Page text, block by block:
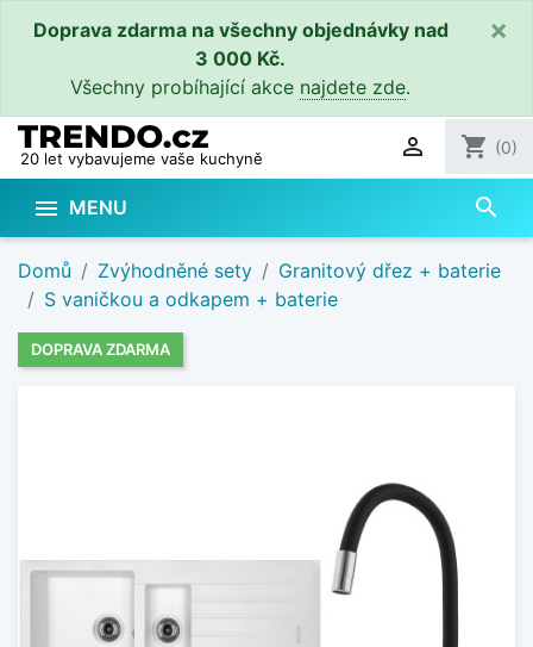
Doprava zdarma na všechny objednávky nad
3 000 Kč.
Všechny probíhající akce najdete zde.
×
20 let vybavujeme vaše kuchyně  shopping_cart (0)
 MENU search
Domů Zvýhodněné sety
Granitový dřez + baterie
S vaničkou a odkapem + baterie
DOPRAVA ZDARMA